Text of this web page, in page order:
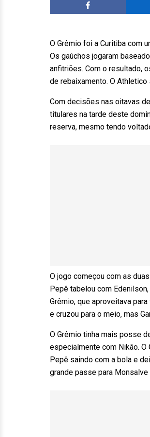
O Grêmio foi a Curitiba com
Os gaúchos jogaram
anfitriões. Com o resultado,
de rebaixamento. O Athletico
Com decisões nas oitavas
titulares na tarde deste
reserva, mesmo tendo
O jogo começou com as
Pepê tabelou com
Grêmio, que aproveitava
e cruzou para o meio, mas
O Grêmio tinha mais posse
especialmente com Nikão. O
Pepê saindo com a bola e
grande passe para